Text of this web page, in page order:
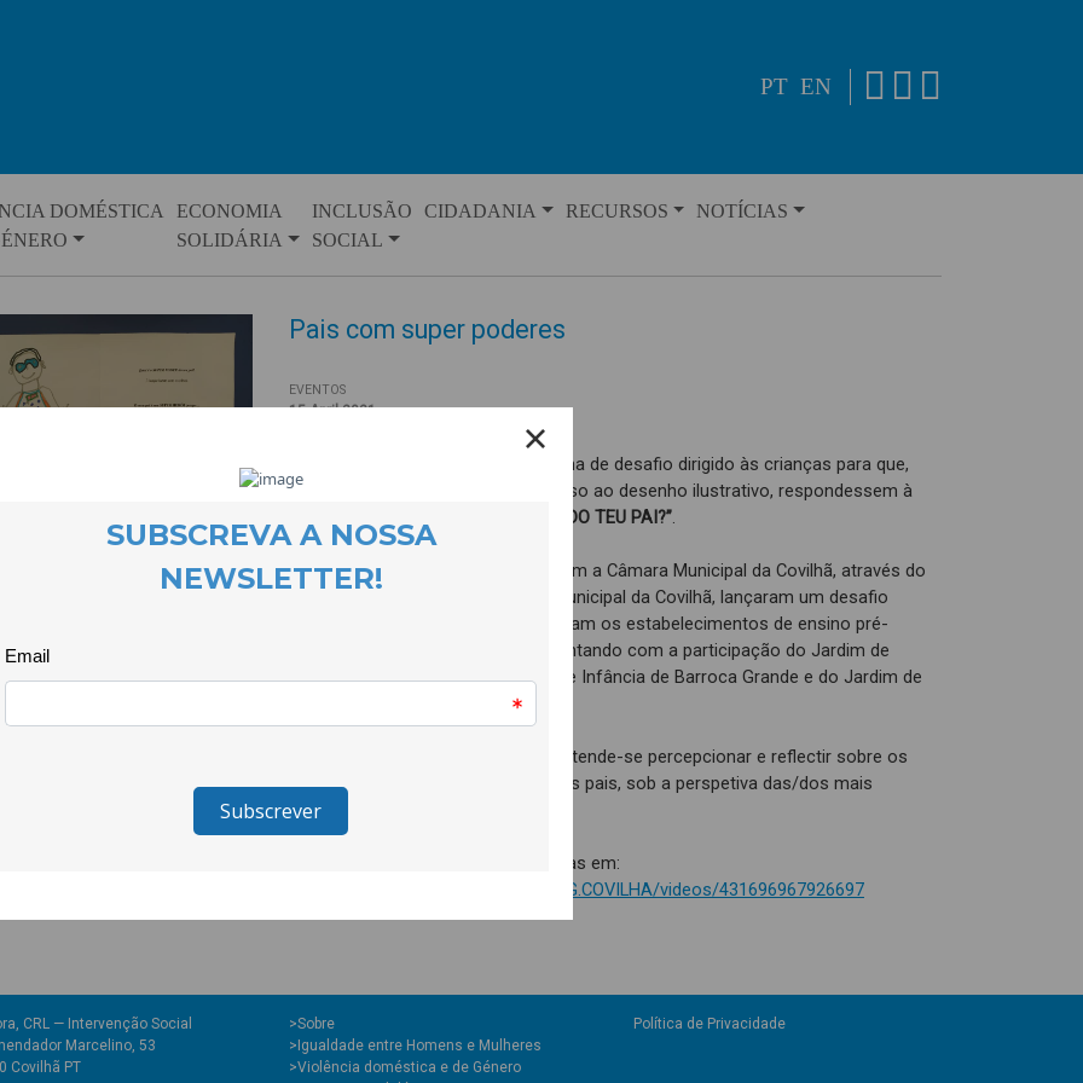
PT EN
DOMÉSTICA
ECONOMIA
SOLIDÁRIA
INCLUSÃO
SOCIAL
CIDADANIA RECURSOS NOTÍCIAS
Pais com super poderes
EVENTOS
15 April 2021
Uma actividade que assumiu a forma de desafio dirigido às crianças para que,
através da criatividade e com recurso ao desenho ilustrativo, respondessem à
QUAL É O SUPER PODER DO TEU PAI?”.
O CLDS.4G.COVILHÃ em parceria com a Câmara Municipal da Covilhã, através do
Projeto EU SOU + e da Biblioteca Municipal da Covilhã, lançaram um desafio
destinado às crianças que frequentam os estabelecimentos de ensino pré-
escolar do concelho da Covilhã, contando com a participação do Jardim de
Infância a Lã e a Neve, do Jardim de Infância de Barroca Grande e do Jardim de
Com os trabalhos das crianças, pretende-se percepcionar e reflectir sobre os
vários papéis desempenhados pelos pais, sob a perspetiva das/dos mais
novas/novos.
Veja todos os trabalhos das crianças em:
https://www.facebook.com/CLDS.4G.COVILHA/videos/431696967926697
CRL — Intervenção Social
Marcelino, 53
Covilhã PT
>Sobre
>Igualdade entre Homens e Mulheres
>Violência doméstica e de Género
Política de Privacidade